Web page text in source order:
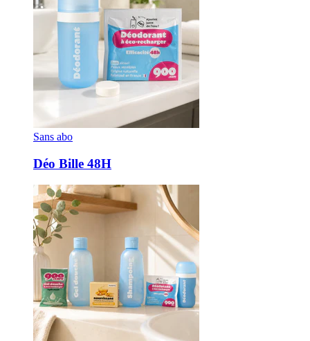
Sans abo
Déo Bille 48H